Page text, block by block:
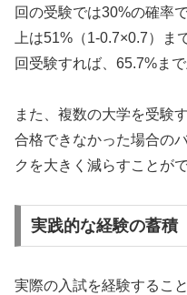
回の受験では30%の確率
上は51%（1-0.7×0.7）
回受験すれば、65.7%まで
また、複数の大学を受験
合格できなかった場合の
クを大きく減らすことが
実践的な経験の蓄積
実際の入試を経験するこ